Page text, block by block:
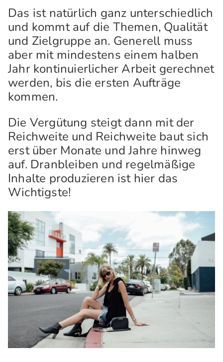
Das ist natürlich ganz unterschiedlich
und kommt auf die Themen, Qualität
und Zielgruppe an. Generell muss
aber mit mindestens einem halben
Jahr kontinuierlicher Arbeit gerechnet
werden, bis die ersten Aufträge
kommen.
Die Vergütung steigt dann mit der
Reichweite und Reichweite baut sich
erst über Monate und Jahre hinweg
auf. Dranbleiben und regelmäßige
Inhalte produzieren ist hier das
Wichtigste!